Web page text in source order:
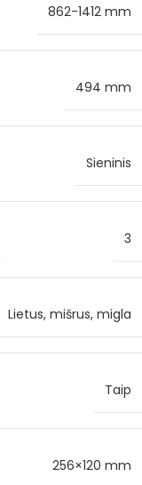
862-1412 mm
494 mm
Sieninis
3
Lietus, mišrus, migla
Taip
256×120 mm